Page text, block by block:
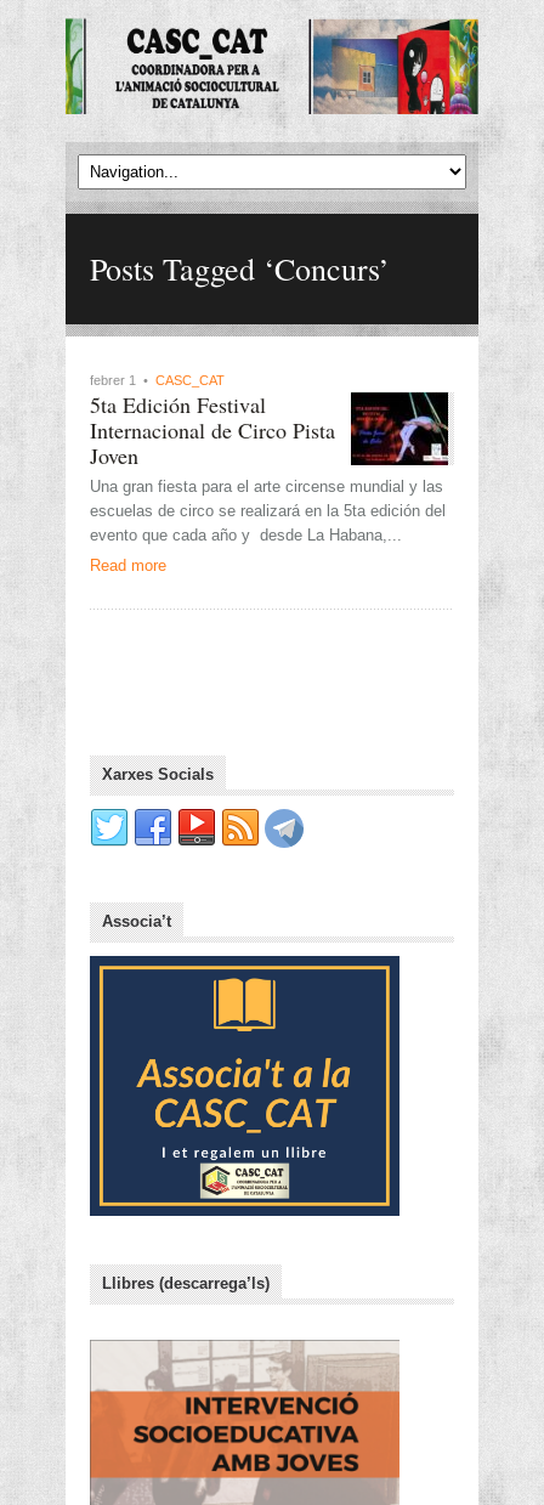
Posts Tagged ‘Concurs’
febrer 1 • CASC_CAT
5ta Edición Festival
Internacional de Circo Pista
Joven
Una gran fiesta para el arte circense mundial y las
escuelas de circo se realizará en la 5ta edición del
evento que cada año y desde La Habana,...
Read more
Xarxes Socials
Associa’t
Llibres (descarrega’ls)